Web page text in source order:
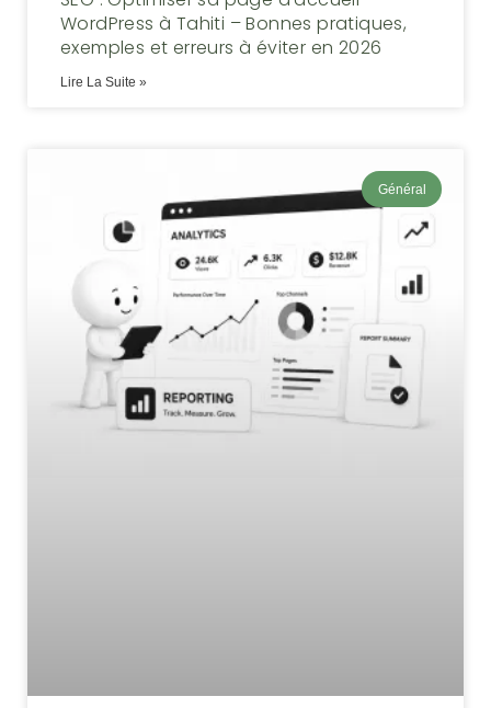
WordPress à Tahiti – Bonnes pratiques,
exemples et erreurs à éviter en 2026
Lire La Suite »
Général